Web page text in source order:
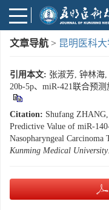
文章导航 > 昆明医科
引用本文: 张淑芳, 钟林海
20b-5p、miR-421联合预
Citation: Shufang
Predictive Value of miR-
Nasopharyngeal Carcinoma
Kunming Medical University.